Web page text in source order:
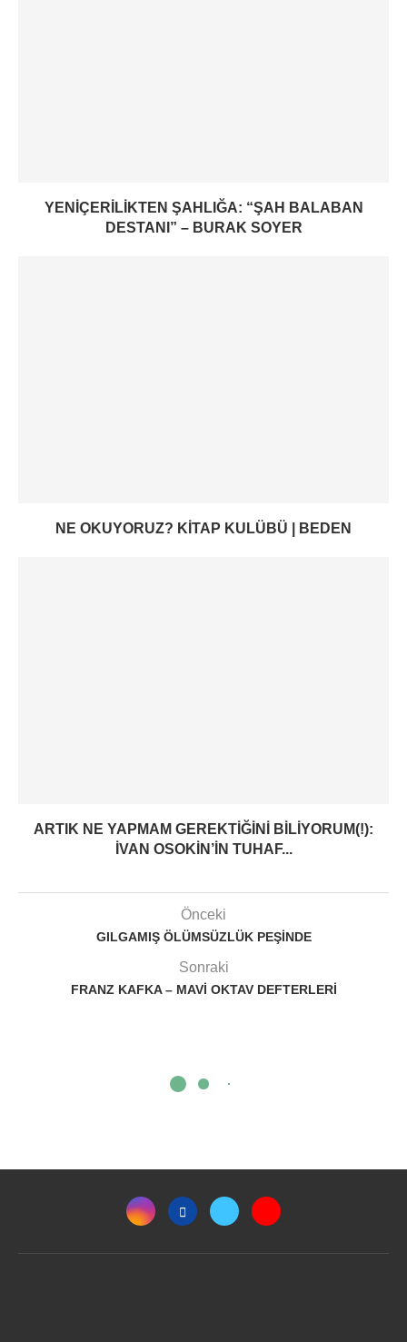
YENIÇERILIKTEN ŞAHLIĞA: “ŞAH BALABAN
DESTANI” – BURAK SOYER
NE OKUYORUZ? KITAP KULÜBÜ | BEDEN
ARTIK NE YAPMAM GEREKTIĞINI BILIYORUM(!):
İVAN OSOKIN’IN TUHAF...
Önceki
GILGAMIŞ ÖLÜMSÜZLÜK PEŞINDE
Sonraki
FRANZ KAFKA – MAVI OKTAV DEFTERLERI